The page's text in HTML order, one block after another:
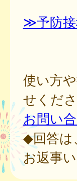
≫予防接
使い方
せくださ
お問い
◆回答は
お返事